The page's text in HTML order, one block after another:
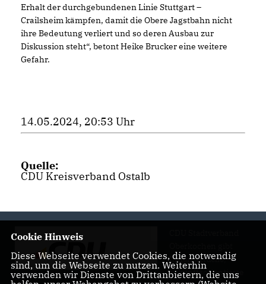
Erhalt der durchgebundenen Linie Stuttgart –
Crailsheim kämpfen, damit die Obere Jagstbahn nicht
ihre Bedeutung verliert und so deren Ausbau zur
Diskussion steht“, betont Heike Brucker eine weitere
Gefahr.
14.05.2024, 20:53 Uhr
Quelle:
CDU Kreisverband Ostalb
Ihnen aktuelle,
zukunftsorientierte
Cookie Hinweis
Diese Webseite verwendet Cookies, die notwendig
sind, um die Webseite zu nutzen. Weiterhin
verwenden wir Dienste von Drittanbietern, die uns